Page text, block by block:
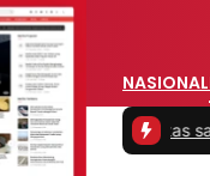
NASIONAL
saat Bekerja